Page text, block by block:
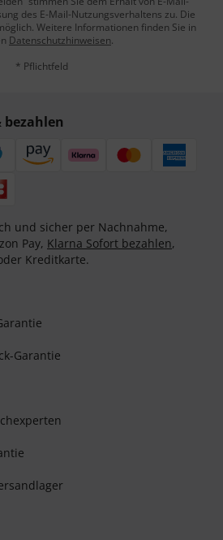
des E-Mail-Nutzungsverhaltens zu. Die
Weitere Informationen finden Sie in
Datenschutzhinweisen.
* Pflichtfeld
bezahlen
und sicher per Nachnahme,
Pay, Klarna Sofort bezahlen,
Kreditkarte.
Garantie